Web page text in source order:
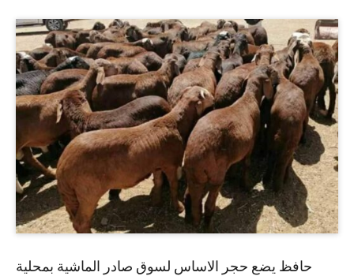
حافظ يضع حجر الاساس لسوق صادر الماشية بمحلية